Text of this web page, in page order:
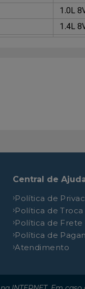
1.0L
1.4L
1.4L
1.0L
1.4L
1.4L
1.0L
1.4L
Central de
Política de
Política de
Política de Frete
Política de
Atendimento